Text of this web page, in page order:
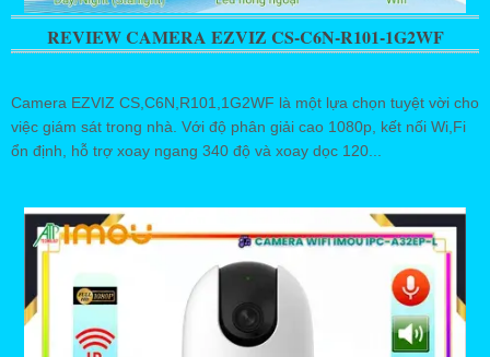
REVIEW CAMERA EZVIZ CS-C6N-R101-1G2WF
Camera EZVIZ CS,C6N,R101,1G2WF là một lựa chọn tuyệt vời cho
việc giám sát trong nhà. Với độ phân giải cao 1080p, kết nối Wi,Fi
ổn định, hỗ trợ xoay ngang 340 độ và xoay dọc 120...